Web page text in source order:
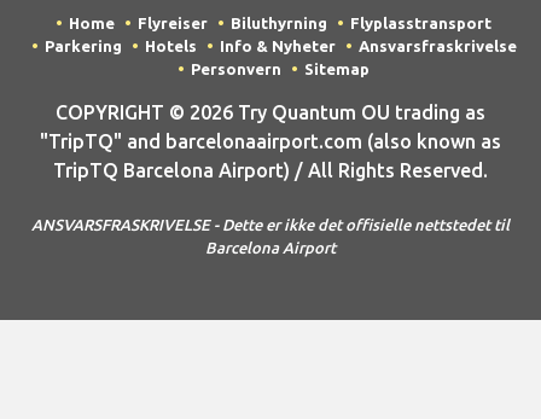
Home Flyreiser Biluthyrning
Flyplasstransport
Parkering
Hotels Info & Nyheter
Ansvarsfraskrivelse
Personvern
Sitemap
COPYRIGHT © 2026 Try Quantum OU trading as
"TripTQ" and barcelonaairport.com (also known as
TripTQ Barcelona Airport) / All Rights Reserved.
ANSVARSFRASKRIVELSE - Dette er ikke det offisielle nettstedet til
Barcelona Airport